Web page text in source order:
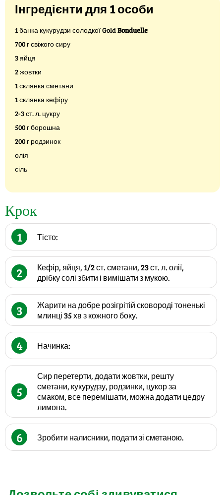
Інгредієнти для 1 особи
1 банка кукурудзи солодкої GoldBonduelle
700 г свіжого сиру
3 яйця
2 жовтки
1 склянка сметани
1 склянка кефіру
2-3 ст. л. цукру
500 г борошна
200 г родзинок
олія
сіль
Крок
1
Тісто:
2
Кефір, яйця, 1/2 ст. сметани, 23 ст. л. олії,
дрібку солі збити і вимішати з мукою.
3
Жарити на добре розігрітій сковороді тоненькі
млинці 35 хв з кожного боку.
4 Начинка:
5
Сир перетерти, додати жовтки, решту
сметани, кукурудзу, родзинки, цукор за
смаком, все перемішати, можна додати цедру
лимона.
6 Зробити налисники, подати зі сметаною.